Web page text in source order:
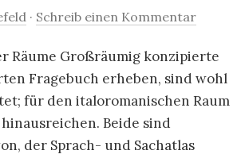
· Schreib einen Kommentar
Räume Großräumig konzipierte
Fragebuch erheben, sind wohl
für den italoromanischen Raum
Beide sind
der Sprach- und Sachatlas